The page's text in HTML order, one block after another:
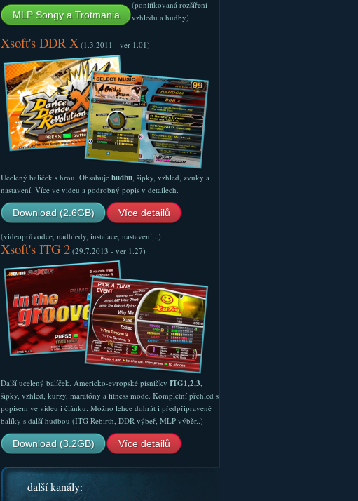
MLP Songy a Trotmania
(ponifikovaná rozšíření
vzhledu a hudby)
Xsoft's DDR X(1.3.2011 - ver 1.01)
Ucelený balíček s hrou. Obsahuje hudbu, šipky, vzhled, zvuky a
nastavení. Více ve videu a podrobný popis v detailech.
Download (2.6GB) Více detailů
(videoprůvodce, nadhledy, instalace, nastavení,..)
Xsoft's ITG 2(29.7.2013 - ver 1.27)
Další ucelený balíček. Americko-evropské písničky ITG1,2,3,
šipky, vzhled, kurzy, maratóny a fitness mode. Kompletní přehled s
popisem ve videu i článku. Možno lehce dohrát i předpřipravené
balíky s další hudbou (ITG Rebirth, DDR výbeř, MLP výběr..)
Download (3.2GB) Více detailů
další kanály: